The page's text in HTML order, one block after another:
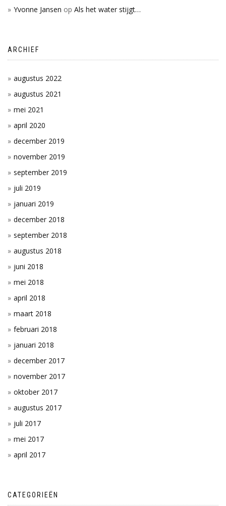
Yvonne Jansen op Als het water stijgt…
ARCHIEF
augustus 2022
augustus 2021
mei 2021
april 2020
december 2019
november 2019
september 2019
juli 2019
januari 2019
december 2018
september 2018
augustus 2018
juni 2018
mei 2018
april 2018
maart 2018
februari 2018
januari 2018
december 2017
november 2017
oktober 2017
augustus 2017
juli 2017
mei 2017
april 2017
CATEGORIEËN